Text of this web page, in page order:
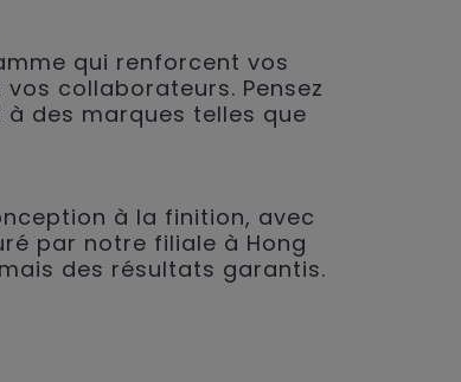
qui renforcent vos
collaborateurs. Pensez
des marques telles que
à la finition, avec
par notre filiale à Hong
des résultats garantis.